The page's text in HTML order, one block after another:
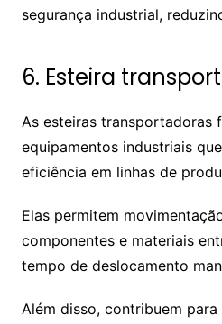
segurança industrial,
6. Esteira
As esteiras transportadoras
equipamentos industriais
eficiência em linhas de
Elas permitem
componentes e materiais
tempo de deslocamento
Além disso, contribuem